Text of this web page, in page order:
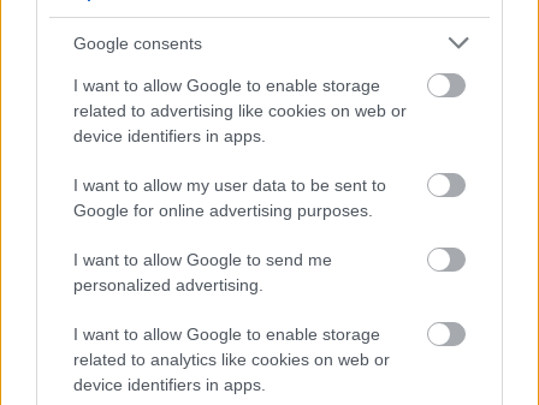
Google consents
I want to allow Google to enable storage
related to advertising like cookies on web or
device identifiers in apps.
I want to allow my user data to be sent to
Google for online advertising purposes.
I want to allow Google to send me
personalized advertising.
I want to allow Google to enable storage
related to analytics like cookies on web or
device identifiers in apps.